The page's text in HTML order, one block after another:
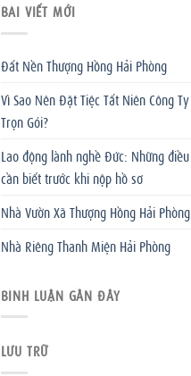
BÀI VIẾT MỚI
Đất Nền Thượng Hồng Hải Phòng
Vì Sao Nên Đặt Tiệc Tất Niên Công Ty
Trọn Gói?
Lao động lành nghề Đức: Những điều
cần biết trước khi nộp hồ sơ
Nhà Vườn Xã Thượng Hồng Hải Phòng
Nhà Riêng Thanh Miện Hải Phòng
BÌNH LUẬN GẦN ĐÂY
LƯU TRỮ